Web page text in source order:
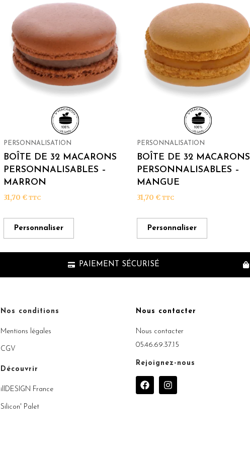
PERSONNALISATION
BOÎTE DE 32 MACARONS
PERSONNALISABLES –
MARRON
31,70 € TTC
Personnaliser
PERSONNALISATION
BOÎTE DE 32 MACARONS
PERSONNALISABLES –
MANGUE
31,70 € TTC
Personnaliser
PAIEMENT SÉCURISÉ
Nos conditions
Mentions légales
CGV
Découvrir
illDESIGN France
Silicon' Palet
Nous contacter
Nous contacter
05.46.69.37.15
Rejoignez-nous
F
a
I
n